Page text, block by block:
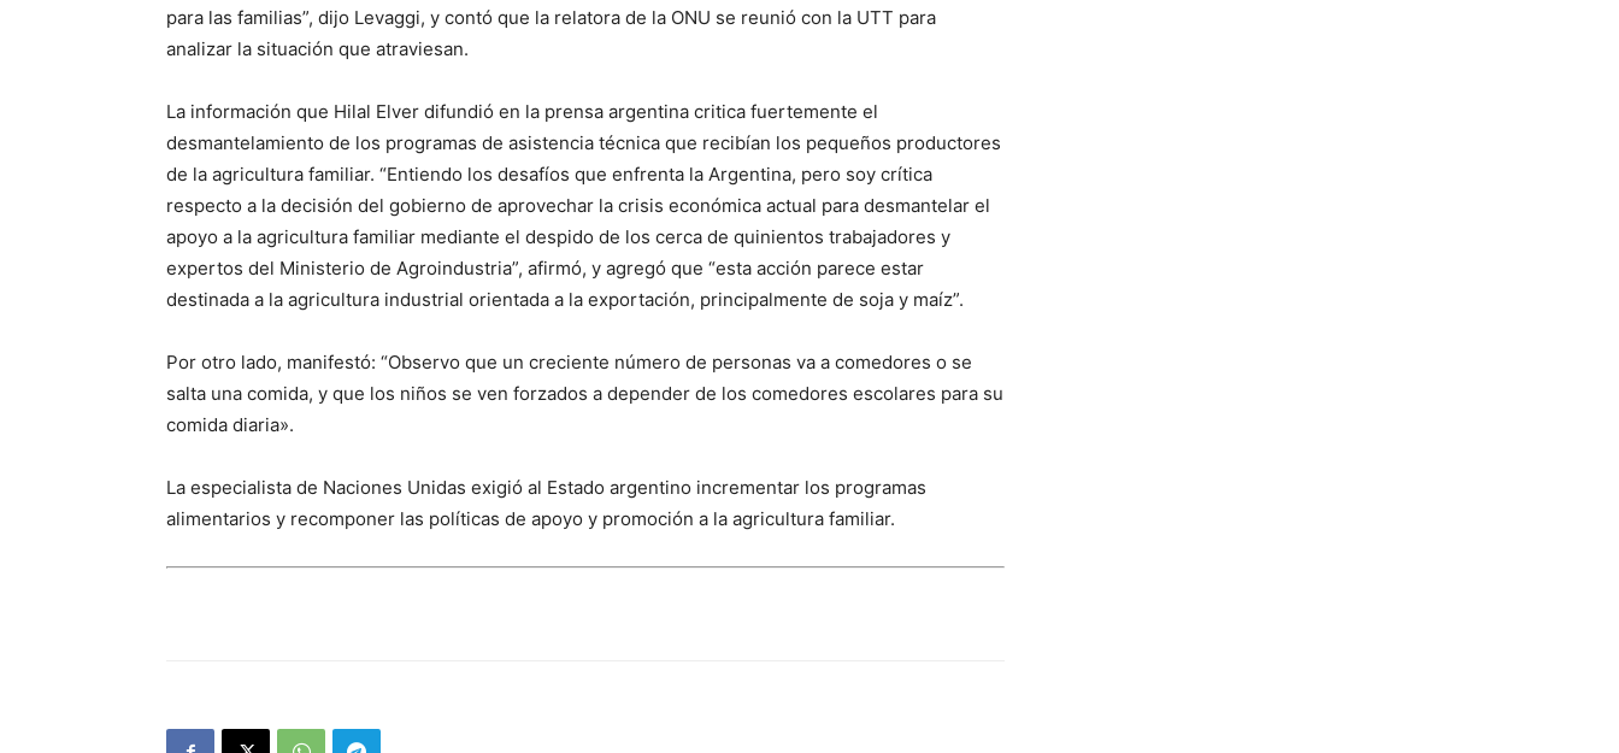
para las familias”, dijo Levaggi, y contó que la relatora de la ONU se reunió con la UTT para
analizar la situación que atraviesan.
La información que Hilal Elver difundió en la prensa argentina critica fuertemente el
desmantelamiento de los programas de asistencia técnica que recibían los pequeños productores
de la agricultura familiar. “Entiendo los desafíos que enfrenta la Argentina, pero soy crítica
respecto a la decisión del gobierno de aprovechar la crisis económica actual para desmantelar el
apoyo a la agricultura familiar mediante el despido de los cerca de quinientos trabajadores y
expertos del Ministerio de Agroindustria”, afirmó, y agregó que “esta acción parece estar
destinada a la agricultura industrial orientada a la exportación, principalmente de soja y maíz”.
Por otro lado, manifestó: “Observo que un creciente número de personas va a comedores o se
salta una comida, y que los niños se ven forzados a depender de los comedores escolares para su
comida diaria».
La especialista de Naciones Unidas exigió al Estado argentino incrementar los programas
alimentarios y recomponer las políticas de apoyo y promoción a la agricultura familiar.